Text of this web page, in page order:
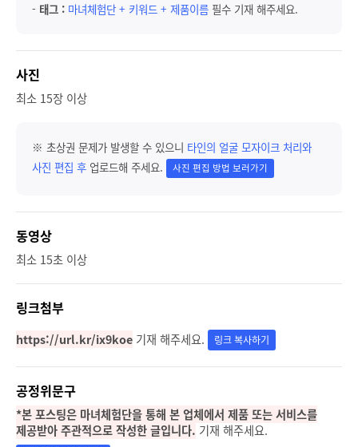
- 태그 : 마녀체험단 + 키워드 + 제품이름 필수 기재 해주세요.
사진
최소 15장 이상
※ 초상권 문제가 발생할 수 있으니 타인의 얼굴 모자이크 처리와
사진 편집 후 업로드해 주세요. 사진 편집 방법 보러가기
동영상
최소 15초 이상
링크첨부
https://url.kr/ix9koe 기재 해주세요. 링크 복사하기
공정위문구
*본 포스팅은 마녀체험단을 통해 본 업체에서 제품 또는 서비스를
제공받아 주관적으로 작성한 글입니다. 기재 해주세요.